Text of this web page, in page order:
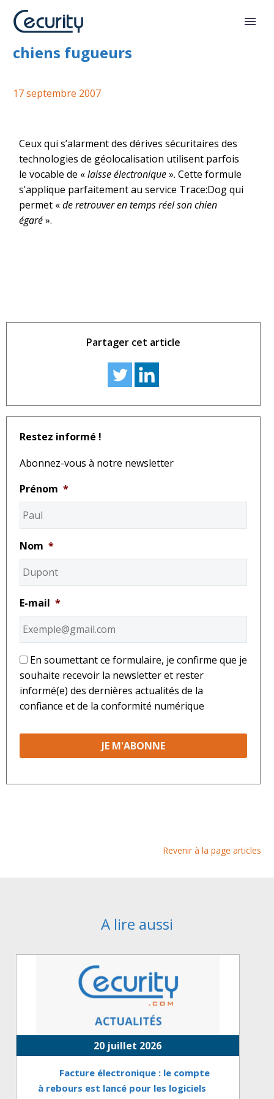
Laisse électronique pour les
chiens fugueurs
17 septembre 2007
Ceux qui s’alarment des dérives sécuritaires des
technologies de géolocalisation utilisent parfois
le vocable de «laisse électronique». Cette formule
s’applique parfaitement au service Trace:Dog qui
permet «de retrouver en temps réel son chien
égaré».
Partager cet article
Restez informé !
Abonnez-vous à notre newsletter
Prénom *
Nom *
E-mail *
* En soumettant ce formulaire, je confirme que je
souhaite recevoir la newsletter et rester
informé(e) des dernières actualités de la
confiance et de la conformité numérique
Revenir à la page articles
A lire aussi
20 juillet 2026
Facture électronique : le compte
à rebours est lancé pour les logiciels